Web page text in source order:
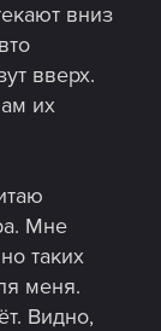
вниз
вверх.
их
Мне
таких
меня.
Видно,